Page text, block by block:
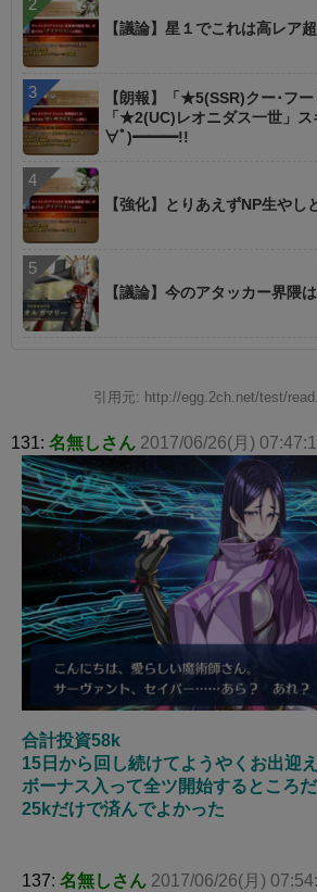
【議論】星１でこれは高レア
【朗報】「★5(SSR)クー･フ
「★2(UC)レオニダス一世」
∀ﾟ)━━━!!
【強化】とりあえずNP生やし
【議論】今のアタッカー界隈
引用元: http://egg.2ch.net/test/
131: 名無しさん 2017/06/26(月)
合計投資58k
15日から回し続けてようやくお出迎
ボーナス入って全ツ開始するところ
25kだけで済んでよかった
137: 名無しさん 2017/06/26(月)